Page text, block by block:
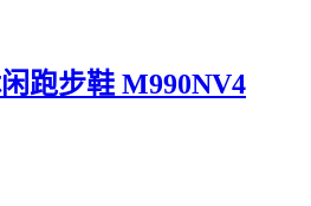
跑步鞋 M990NV4